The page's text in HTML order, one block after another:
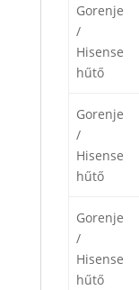
Gorenje
/
Hisense
hűtő
Gorenje
/
Hisense
hűtő
Gorenje
/
Hisense
hűtő